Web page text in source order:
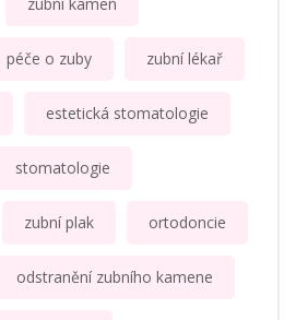
zubní kámen
péče o zuby zubní lékař
estetická stomatologie
stomatologie
zubní plak ortodoncie
odstranění zubního kamene